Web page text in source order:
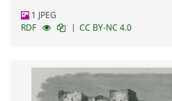
1 JPEG
RDF
| CC BY-NC 4.0